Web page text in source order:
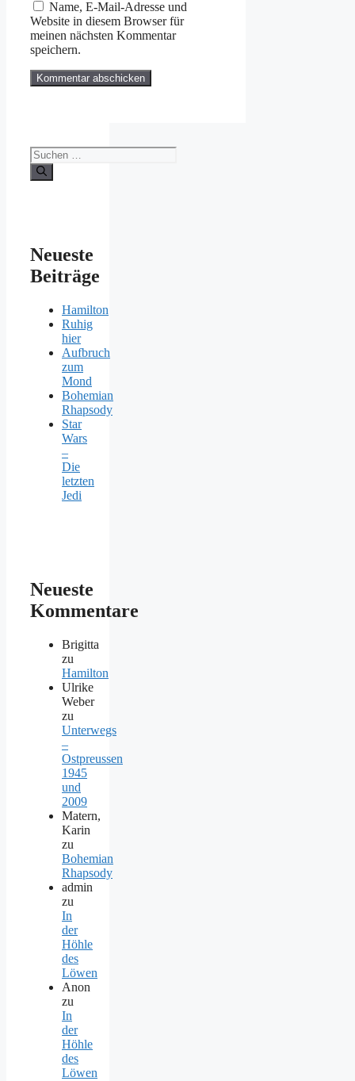
Name, E-Mail-Adresse und
Website in diesem Browser für
meinen nächsten Kommentar
speichern.
Suchen
nach:
Neueste
Beiträge
Hamilton
Ruhig
hier
Aufbruch
zum
Mond
Bohemian
Rhapsody
Star
Wars
–
Die
letzten
Jedi
Neueste
Kommentare
Brigitta
zu
Hamilton
Ulrike
Weber
zu
Unterwegs
–
Ostpreussen
1945
und
2009
Matern,
Karin
zu
Bohemian
Rhapsody
admin
zu
In
der
Höhle
des
Löwen
Anon
zu
In
der
Höhle
des
Löwen